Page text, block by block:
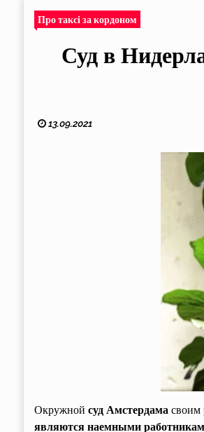
Про таксі за кордоном
Суд в
13.09.2021
Окружной суд Амстердамасвоим
являются наемными